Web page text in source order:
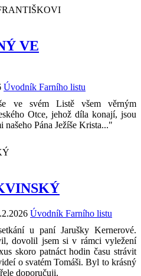
VE
Úvodník Farního listu
ve svém Listě všem věrným
Otce, jehož díla konají, jsou
našeho Pána Ježíše Krista..."
Úvodník Farního listu
u paní Jarušky Kernerové.
dovolil jsem si v rámci vyležení
skoro patnáct hodin času strávit
o svatém Tomáši. Byl to krásný
doporučuji.